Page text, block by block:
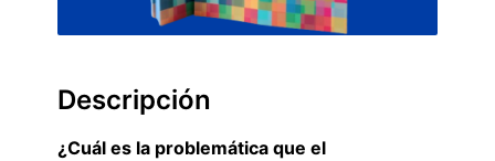
Descripción
¿Cuál es la problemática que el